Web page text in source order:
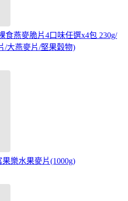
食燕麥脆片4口味任選x4包 230g/
/大燕麥片/堅果穀物)
果樂水果麥片(1000g)